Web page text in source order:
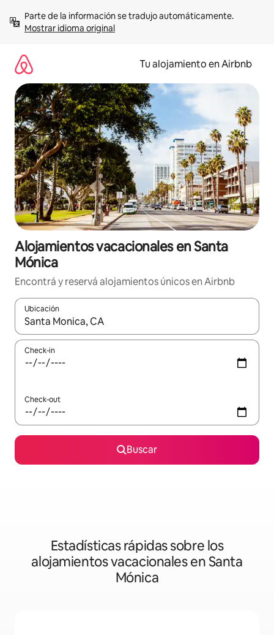
contenidoMostrar idioma original
Tu alojamiento en Airbnb
Alojamientos vacacionales en Santa
Mónica
Encontrá y reservá alojamientos únicos en Airbnb
Ubicación
Cuando los resultados estén disponibles, navegá con las
Check-in
Check-out
Buscar
Estadísticas rápidas sobre los
alojamientos vacacionales en Santa
Mónica